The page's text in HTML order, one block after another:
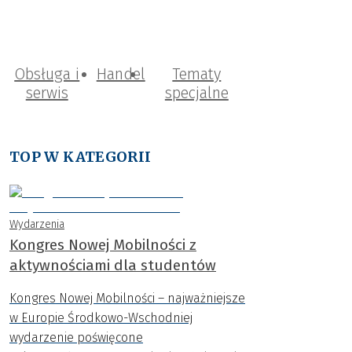
Obsługa i
serwis
Handel
Tematy
specjalne
TOP W KATEGORII
Wydarzenia
Kongres Nowej Mobilności z
aktywnościami dla studentów
Kongres Nowej Mobilności – najważniejsze
w Europie Środkowo-Wschodniej
wydarzenie poświęcone